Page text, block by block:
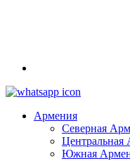
Армения
Северная
Центральная
Южная